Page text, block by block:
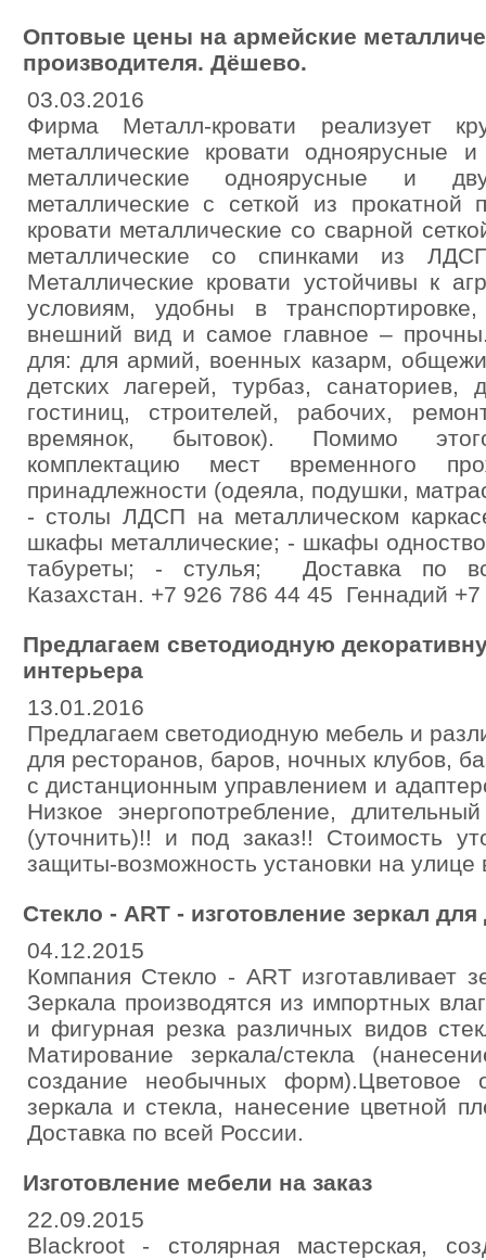
Оптовые цены на армейские
производителя. Дёшево.
03.03.2016
Фирма Металл-кровати реализует
металлические кровати одноярусные
металлические одноярусные и
металлические с сеткой из
кровати металлические со сварной
металлические со спинками из
Металлические кровати устойчивы к
условиям, удобны в
внешний вид и самое главное –
для: для армий, военных казарм,
детских лагерей, турбаз,
гостиниц, строителей, рабочих,
времянок, бытовок). Помимо
комплектацию мест временного
принадлежности (одеяла, подушки,
- столы ЛДСП на металлическом
шкафы металлические; - шкафы
табуреты; - стулья; Доставка по
Казахстан. +7 926 786 44 45 Геннадий
Предлагаем светодиодную
интерьера
13.01.2016
Предлагаем светодиодную мебель и
для ресторанов, баров, ночных клубов,
с дистанционным управлением и
Низкое энергопотребление,
(уточнить)!! и под заказ!! Стоимость
защиты-возможность установки на улице
Стекло - ART - изготовление зеркал
04.12.2015
Компания Стекло - ART изготавливает
Зеркала производятся из импортных
и фигурная резка различных видов
Матирование зеркала/стекла
создание необычных форм).Цветовое
зеркала и стекла, нанесение цветной
Доставка по всей России.
Изготовление мебели на заказ
22.09.2015
Blackroot - столярная мастерская,